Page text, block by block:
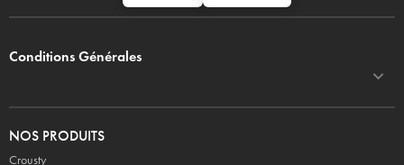
Conditions Générales
NOS PRODUITS
Crousty